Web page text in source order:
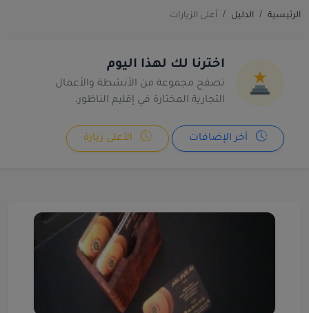
الرئيسية الدليل أعلى الزيارات
اخترنا لك لهذا اليوم
تصفح مجموعة من الأنشطة والأعمال
التجارية المختارة في إقليم الناظور.
آخر الإضافات الأعلى زيارة